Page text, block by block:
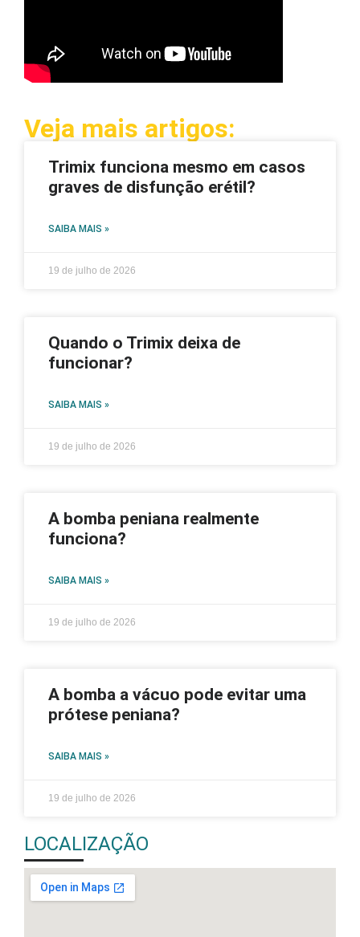
Veja mais artigos:
Trimix funciona mesmo em casos
graves de disfunção erétil?
SAIBA MAIS »
19 de julho de 2026
Quando o Trimix deixa de
funcionar?
SAIBA MAIS »
19 de julho de 2026
A bomba peniana realmente
funciona?
SAIBA MAIS »
19 de julho de 2026
A bomba a vácuo pode evitar uma
prótese peniana?
SAIBA MAIS »
19 de julho de 2026
LOCALIZAÇÃO